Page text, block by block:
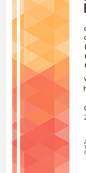
головні
покращення
підходу в
метою
методичної
педагогів